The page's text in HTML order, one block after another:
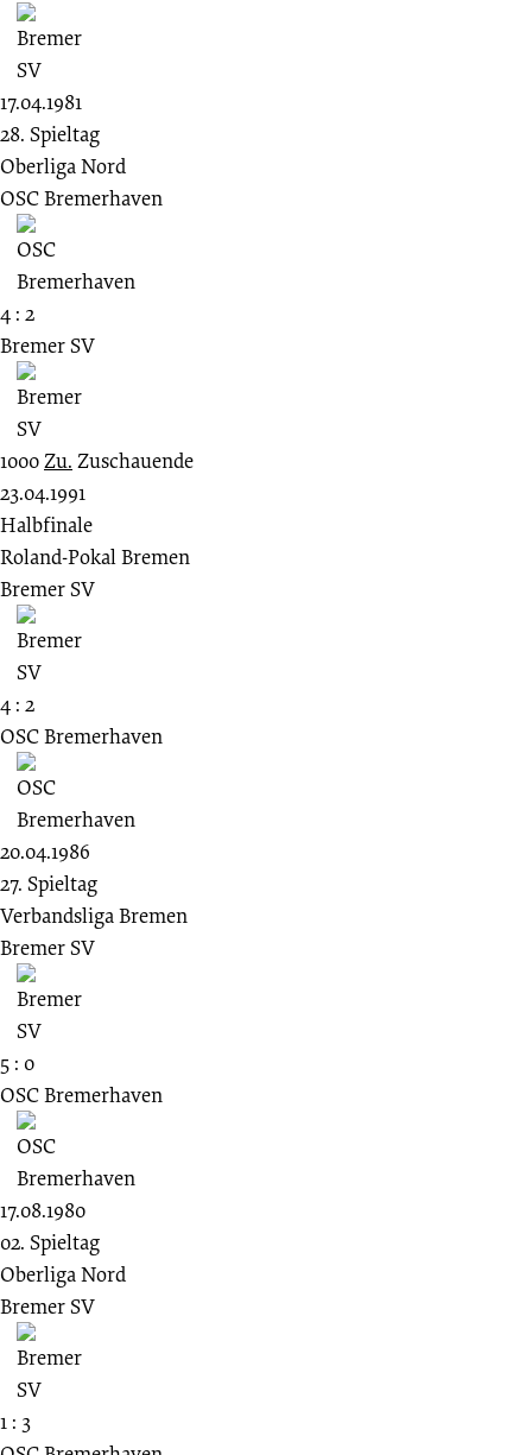
17.04.1981
28. Spieltag
Oberliga Nord
OSC Bremerhaven
4 : 2
Bremer SV
1000 Zu. Zuschauende
23.04.1991
Halbfinale
Roland-Pokal Bremen
Bremer SV
4 : 2
OSC Bremerhaven
20.04.1986
27. Spieltag
Verbandsliga Bremen
Bremer SV
5 : 0
OSC Bremerhaven
17.08.1980
02. Spieltag
Oberliga Nord
Bremer SV
1 : 3